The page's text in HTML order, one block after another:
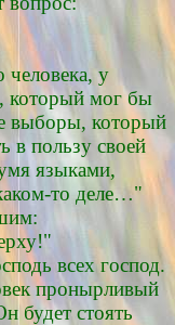
у
который мог бы
выборы, который
в пользу своей
языками,
то деле…"
всех господ.
пронырливый
будет стоять